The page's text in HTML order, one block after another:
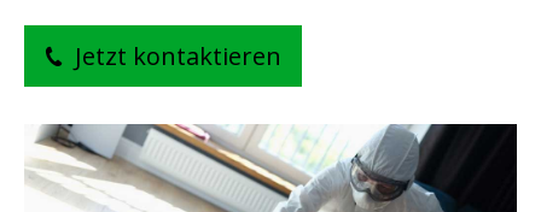
Jetzt kontaktieren